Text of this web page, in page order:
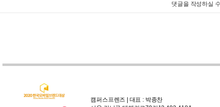
댓글을 작성하실
캠퍼스프렌즈 | 대표 : 박종찬